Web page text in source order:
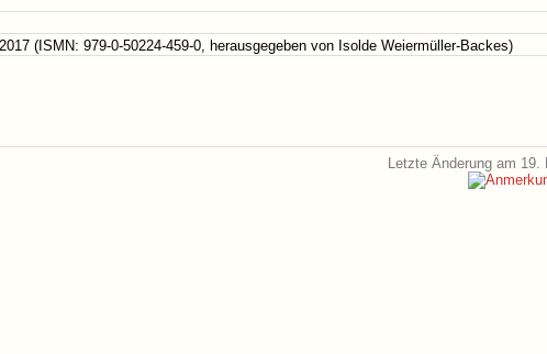
(ISMN: 979-0-50224-459-0, herausgegeben von Isolde Weiermüller-Backes)
Letzte Änderung am 19.